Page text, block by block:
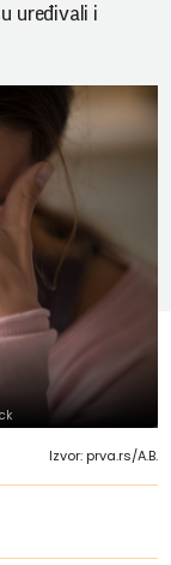
uređivali i
Izvor: prva.rs/A.B.